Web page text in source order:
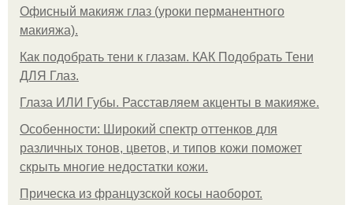
Офисный макияж глаз (уроки перманентного
макияжа).
Как подобрать тени к глазам. КАК Подобрать Тени
ДЛЯ Глаз.
Глаза ИЛИ Губы. Расставляем акценты в макияже.
Особенности: Широкий спектр оттенков для
различных тонов, цветов, и типов кожи поможет
скрыть многие недостатки кожи.
Прическа из французской косы наоборот.